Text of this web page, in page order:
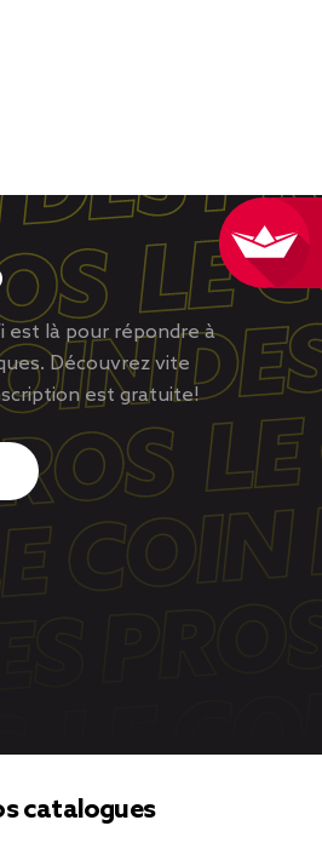
est là pour répondre à
Découvrez vite
est gratuite!
catalogues